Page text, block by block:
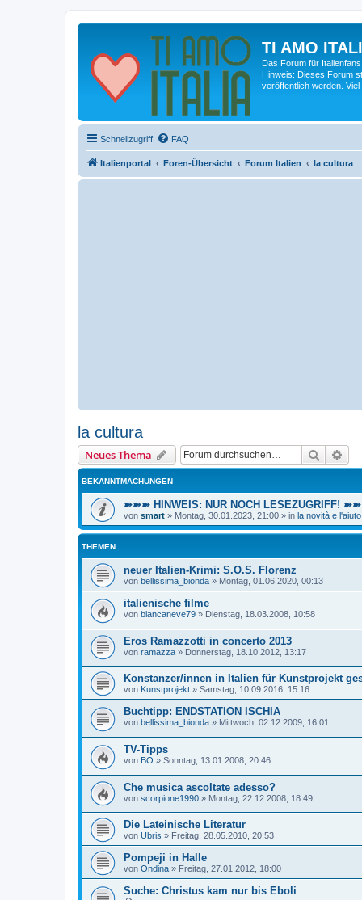
TI AMO
Das Forum für
Hinweis: Dieses Forum
veröffentlich werden.
Schnellzugriff FAQ
Italienportal Foren-Übersicht Forum Italien la cultura
la cultura
Neues Thema Suche
BEKANNTMACHUNGEN
➽➽➽ HINWEIS: NUR NOCH LESEZUGRIFF!
von smart » Montag, 30.01.2023, 21:00 » in la novità e l'aiuto
THEMEN
neuer Italien-Krimi: S.O.S. Florenz
von bellissima_bionda » Montag, 01.06.2020, 00:13
italienische filme
von biancaneve79 » Dienstag, 18.03.2008, 10:58
Eros Ramazzotti in concerto 2013
von ramazza » Donnerstag, 18.10.2012, 13:17
Konstanzer/innen in Italien für Kunstprojekt
von Kunstprojekt » Samstag, 10.09.2016, 15:16
Buchtipp: ENDSTATION ISCHIA
von bellissima_bionda » Mittwoch, 02.12.2009, 16:01
TV-Tipps
von BO » Sonntag, 13.01.2008, 20:46
Che musica ascoltate adesso?
von scorpione1990 » Montag, 22.12.2008, 18:49
Die Lateinische Literatur
von Ubris » Freitag, 28.05.2010, 20:53
Pompeji in Halle
von Ondina » Freitag, 27.01.2012, 18:00
Suche: Christus kam nur bis Eboli